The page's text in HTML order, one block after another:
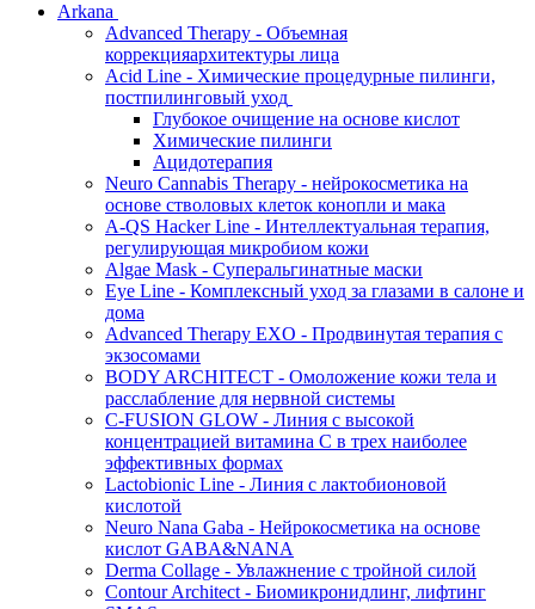
Arkana
Advanced Therapy - Объемная
коррекцияархитектуры лица
Acid Line - Химические процедурные пилинги,
постпилинговый уход
Глубокое очищение на основе кислот
Химические пилинги
Ацидотерапия
Neuro Cannabis Therapy - нейрокосметика на
основе стволовых клеток конопли и мака
A-QS Hacker Line - Интеллектуальная терапия,
регулирующая микробиом кожи
Algae Mask - Суперальгинатные маски
Eye Line - Комплексный уход за глазами в салоне и
дома
Advanced Therapy EXO - Продвинутая терапия с
экзосомами
BODY ARCHITECT - Омоложение кожи тела и
расслабление для нервной системы
C-FUSION GLOW - Линия с высокой
концентрацией витамина C в трех наиболее
эффективных формах
Lactobionic Line - Линия с лактобионовой
кислотой
Neuro Nana Gaba - Нейрокосметика на основе
кислот GABA&NANA
Derma Collage - Увлажнение с тройной силой
Contour Architect - Биомикронидлинг, лифтинг